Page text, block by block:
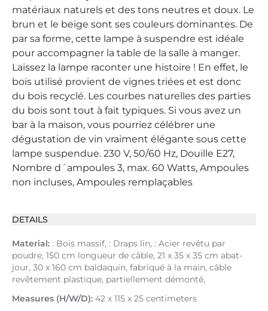
matériaux naturels et des tons neutres et doux. Le
brun et le beige sont ses couleurs dominantes. De
par sa forme, cette lampe à suspendre est idéale
pour accompagner la table de la salle à manger.
Laissez la lampe raconter une histoire ! En effet, le
bois utilisé provient de vignes triées et est donc
du bois recyclé. Les courbes naturelles des parties
du bois sont tout à fait typiques. Si vous avez un
bar à la maison, vous pourriez célébrer une
dégustation de vin vraiment élégante sous cette
lampe suspendue. 230 V, 50/60 Hz, Douille E27,
Nombre d´ampoules 3, max. 60 Watts, Ampoules
non incluses, Ampoules remplaçables
DETAILS
Material: : Bois massif, : Draps lin, : Acier revêtu par
poudre, 150 cm longueur de câble, 21 x 35 x 35 cm abat-
jour, 30 x 160 cm baldaquin, fabriqué à la main, câble
revêtement plastique, partiellement démonté,
Measures (H/W/D): 42 x 115 x 25 centimeters